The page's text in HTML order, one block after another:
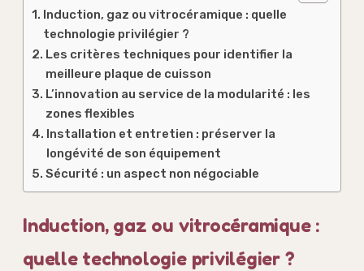
Induction, gaz ou vitrocéramique : quelle
technologie privilégier ?
Les critères techniques pour identifier la
meilleure plaque de cuisson
L’innovation au service de la modularité : les
zones flexibles
Installation et entretien : préserver la
longévité de son équipement
Sécurité : un aspect non négociable
Induction, gaz ou vitrocéramique :
quelle technologie privilégier ?